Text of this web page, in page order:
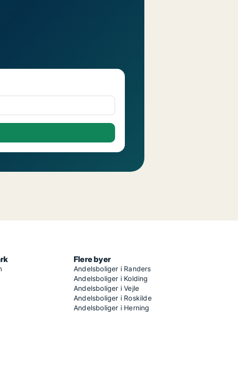
Flere byer
Andelsboliger i Randers
Andelsboliger i Kolding
Andelsboliger i Vejle
Andelsboliger i Roskilde
Andelsboliger i Herning